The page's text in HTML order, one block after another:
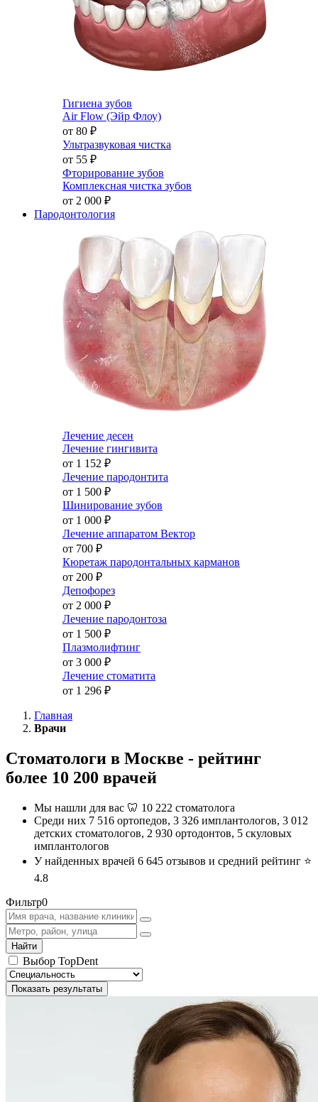
Гигиена зубов
Air Flow (Эйр Флоу)
от 80 ₽
Ультразвуковая чистка
от 55 ₽
Фторирование зубов
Комплексная чистка зубов
от 2 000 ₽
Пародонтология
Лечение десен
Лечение гингивита
от 1 152 ₽
Лечение пародонтита
от 1 500 ₽
Шинирование зубов
от 1 000 ₽
Лечение аппаратом Вектор
от 700 ₽
Кюретаж пародонтальных карманов
от 200 ₽
Депофорез
от 2 000 ₽
Лечение пародонтоза
от 1 500 ₽
Плазмолифтинг
от 3 000 ₽
Лечение стоматита
от 1 296 ₽
Главная
Врачи
Стоматологи в Москве - рейтинг
более 10 200 врачей
Мы нашли для вас 🦷 10 222 стоматолога
Среди них 7 516 ортопедов, 3 326 имплантологов, 3 012
детских стоматологов, 2 930 ортодонтов, 5 скуловых
имплантологов
У найденных врачей 6 645 отзывов и средний рейтинг ⭐️
4.8
Фильтр0
Найти
Выбор TopDent
Показать результаты